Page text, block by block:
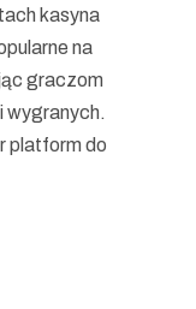
kasyna
na
graczom
wygranych.
platform do